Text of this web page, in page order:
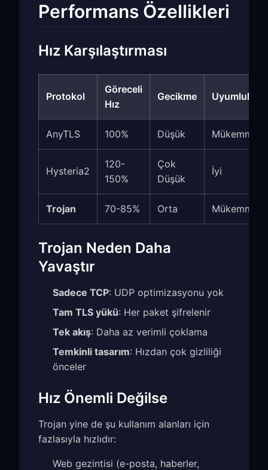
Performans Özellikleri
Hız Karşılaştırması
Protokol
Göreceli
Hız
Gecikme Uyumluluk
AnyTLS 100% Düşük Mükemmel
Hysteria2
120-
150%
Çok
Düşük
İyi
Trojan 70-85% Orta Mükemmel+
Trojan Neden Daha
Yavaştır
Sadece TCP: UDP optimizasyonu yok
Tam TLS yükü: Her paket şifrelenir
Tek akış: Daha az verimli çoklama
Temkinli tasarım: Hızdan çok gizliliği
önceler
Hız Önemli Değilse
Trojan yine de şu kullanım alanları için
fazlasıyla hızlıdır:
Web gezintisi (e-posta, haberler,